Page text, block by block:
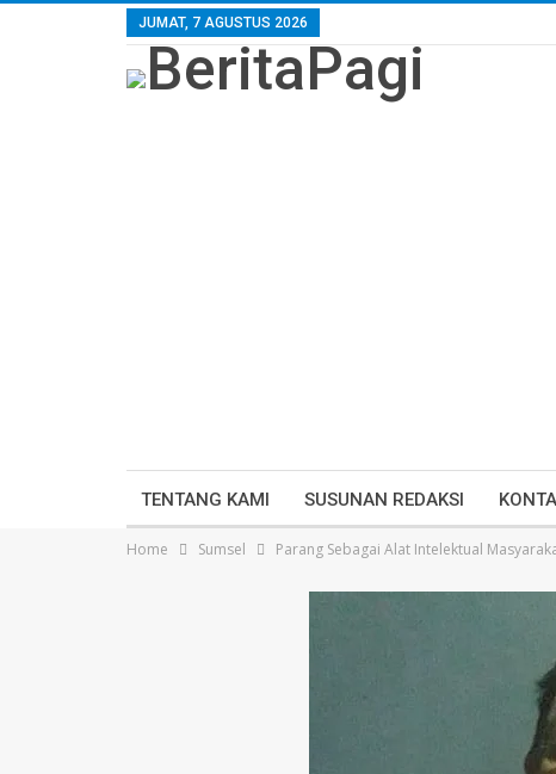
JUMAT, 7 AGUSTUS 2026
TENTANG KAMI SUSUNAN REDAKSI
Home Sumsel Parang Sebagai Alat Intelektual